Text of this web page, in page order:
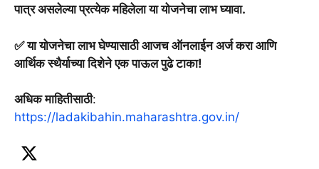
पात्र असलेल्या प्रत्येक महिलेला या योजनेचा लाभ घ्यावा.
✅ या योजनेचा लाभ घेण्यासाठी आजच ऑनलाईन अर्ज करा आणि
आर्थिक स्थैर्याच्या दिशेने एक पाऊल पुढे टाका!
अधिक माहितीसाठी:
https://ladakibahin.maharashtra.gov.in/